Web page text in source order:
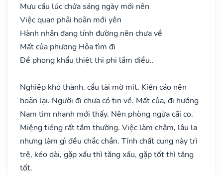
Mưu cầu lúc chửa sáng ngày mới nên
Việc quan phải hoãn mới yên
Hành nhân đang tính đường nên chưa về
Mất của phương Hỏa tìm đi
Đề phong khẩu thiệt thị phi lắm điều..
Nghiệp khó thành, cầu tài mờ mịt. Kiện cáo nên
hoãn lại. Người đi chưa có tin về. Mất của, đi hướng
Nam tìm nhanh mới thấy. Nên phòng ngừa cãi cọ.
Miệng tiếng rất tầm thường. Việc làm chậm, lâu la
nhưng làm gì đều chắc chắn. Tính chất cung này trì
trệ, kéo dài, gặp xấu thì tăng xấu, gặp tốt thì tăng
tốt.